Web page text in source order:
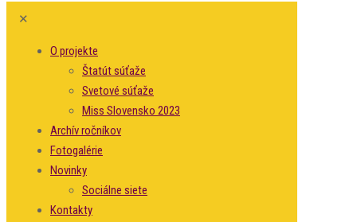
✕
O projekte
Štatút súťaže
Svetové súťaže
Miss Slovensko 2023
Archív ročníkov
Fotogalérie
Novinky
Sociálne siete
Kontakty